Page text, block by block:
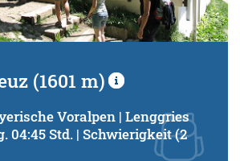
(1601 m)
Voralpen | Lenggries
04:45 Std. | Schwierigkeit (2